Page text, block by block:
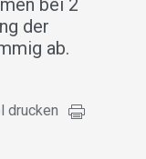
bei 2
der
ab.
drucken